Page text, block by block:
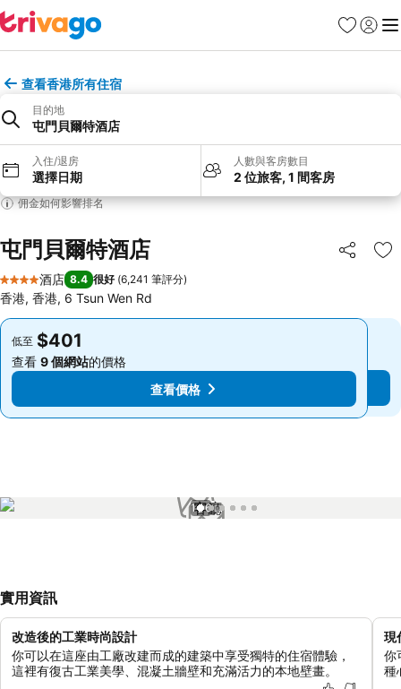
收藏夾
登入 選
查看香港所有住宿
目的地
屯門貝爾特酒店
入住/退房
選擇日期
人數與客房數目
2 位旅客, 1 間客房
佣金如何影響排名
屯門貝爾特酒店 分享
放
4 星級
酒店 8.4 很好 (6,241 筆評分)
香港, 香港, 6 Tsun Wen Rd
低至 $401
查看 9 個網站的價格
查看價格
低至 $401
查看 9 個網站的價格
查看價格
1 / 6
實用資訊
改造後的工業時尚設計
你可以在這座由工廠改建而成的建築中享受獨特的住宿體驗，
這裡有復古工業美學、混凝土牆壁和充滿活力的本地壁畫。
現
你
種